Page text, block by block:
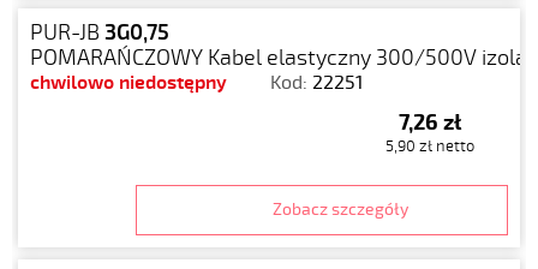
PUR-JB 3G0,75
POMARAŃCZOWY Kabel elastyczny 300/500V
chwilowo niedostępny Kod: 22251
7,26 zł
5,90 zł netto
Zobacz szczegóły